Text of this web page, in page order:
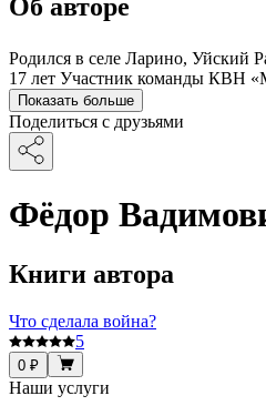
Об авторе
Родился в селе Ларино, Уйский
17 лет Участник команды КВН
Показать больше
Поделиться с друзьями
Фёдор
Книги автора
Что сделала война?
5
0 ₽
Наши услуги